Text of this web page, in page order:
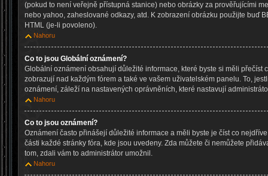
(pokud to není veřejně přístupná stanice) nebo obrázky za prověřujícími
nebo yahoo, zaheslované odkazy, atd. K zobrazení obrázku použijte buď
HTML (je-li povoleno).
Nahoru
Co to jsou Globální oznámení?
Globální oznámení obsahují důležité informace, které byste si měli přečíst
zobrazují nad každým fórem a také ve vašem uživatelském panelu. To,
oznámení, záleží na nastavených oprávněních, které nastavují
Nahoru
Co to jsou oznámení?
Oznámení často přinášejí důležité informace a měli byste je číst co
části každé stránky fóra, kde jsou uvedeny. Zda můžete či nemůžete
tom, zdali vám to administrátor umožnil.
Nahoru